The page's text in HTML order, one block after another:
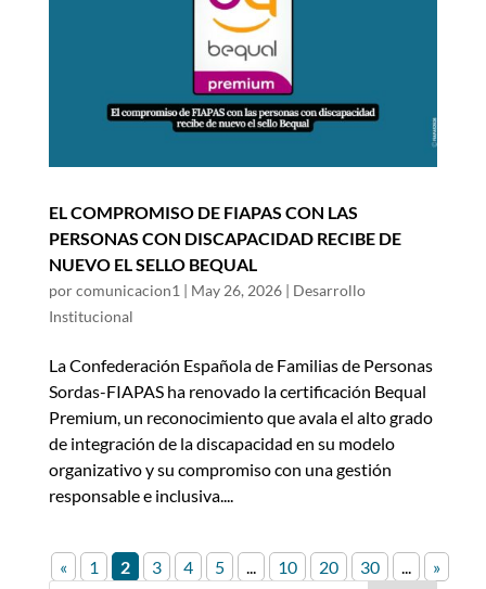
EL COMPROMISO DE FIAPAS CON LAS
PERSONAS CON DISCAPACIDAD RECIBE DE
NUEVO EL SELLO BEQUAL
porcomunicacion1 | May 26, 2026| Desarrollo
Institucional
La Confederación Española de Familias de Personas
Sordas-FIAPAS ha renovado la certificación Bequal
Premium, un reconocimiento que avala el alto grado
de integración de la discapacidad en su modelo
organizativo y su compromiso con una gestión
responsable e inclusiva....
« 1 2 3 4 5 ... 10 20 30 ... »